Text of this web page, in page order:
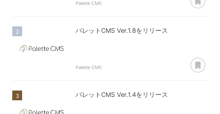
Palette CMS
パレットCMS Ver.1.8をリリース
Palette CMS
パレットCMS Ver.1.4をリリース